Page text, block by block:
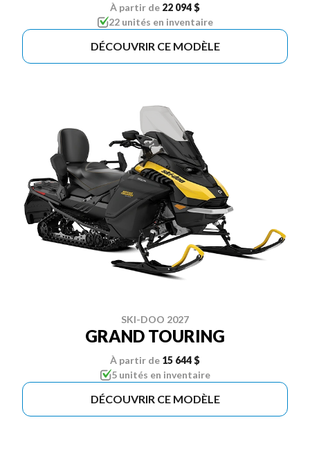
À partir de 22 094 $
22 unités en inventaire
DÉCOUVRIR CE MODÈLE
SKI-DOO 2027
GRAND TOURING
À partir de 15 644 $
5 unités en inventaire
DÉCOUVRIR CE MODÈLE